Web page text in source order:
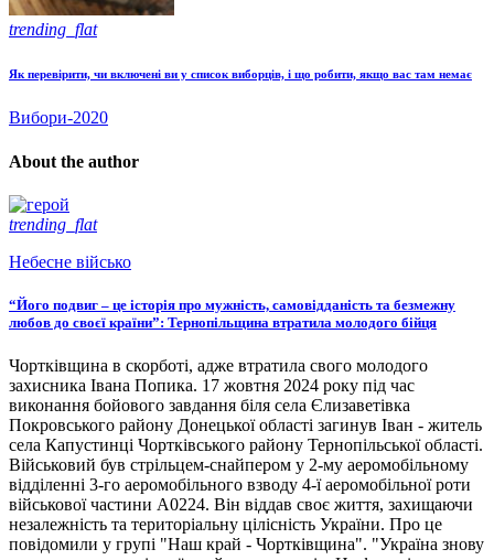
trending_flat
Як перевірити, чи включені ви у список виборців, і що робити, якщо вас там немає
Вибори-2020
About the author
trending_flat
Небесне військо
“Його подвиг – це історія про мужність, самовідданість та безмежну
любов до своєї країни”: Тернопільщина втратила молодого бійця
Чортківщина в скорботі, адже втратила свого молодого
захисника Івана Попика. 17 жовтня 2024 року під час
виконання бойового завдання біля села Єлизаветівка
Покровського району Донецької області загинув Іван - житель
села Капустинці Чортківського району Тернопільської області.
Військовий був стрільцем-снайпером у 2-му аеромобільному
відділенні 3-го аеромобільного взводу 4-ї аеромобільної роти
військової частини А0224. Він віддав своє життя, захищаючи
незалежність та територіальну цілісність України. Про це
повідомили у групі "Наш край - Чортківщина". "Україна знову